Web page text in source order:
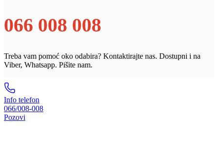
066 008 008
Treba vam pomoć oko odabira? Kontaktirajte nas. Dostupni i na
Viber, Whatsapp. Pišite nam.
Info telefon
066/008-008
Pozovi